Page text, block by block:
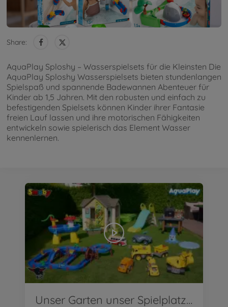
Share:
AquaPlay Sploshy – Wasserspielsets für die Kleinsten Die
AquaPlay Sploshy Wasserspielsets bieten stundenlangen
Spielspaß und spannende Badewannen Abenteuer für
Kinder ab 1,5 Jahren. Mit den robusten und einfach zu
befestigenden Spielsets können Kinder ihrer Fantasie
freien Lauf lassen und ihre motorischen Fähigkeiten
entwickeln sowie spielerisch das Element Wasser
kennenlernen.
Unser Garten unser Spielplatz! Komm Spielen im Garten!